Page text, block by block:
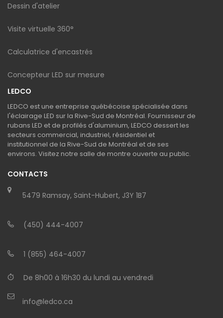
Dessin d'atelier
Visite virtuelle 360°
Calculatrice d'encastrés
Concepteur LED sur mesure
LEDCO
LEDCO est une entreprise québécoise spécialisée dans
l'éclairage LED sur la Rive-Sud de Montréal. Fournisseur de
rubans LED et de profilés d'aluminium, LEDCO dessert les
secteurs commercial, industriel, résidentiel et
institutionnel de la Rive-Sud de Montréal et de ses
environs. Visitez notre salle de montre ouverte au public.
CONTACTS
5479 Ramsay, Saint-Hubert, J3Y 1B7
(450) 444-4007
1 (855) 464-4007
De 8h00 à 16h30 du lundi au vendredi
info@ledco.ca